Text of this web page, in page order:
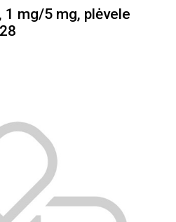
1 mg/5 mg, plėvele